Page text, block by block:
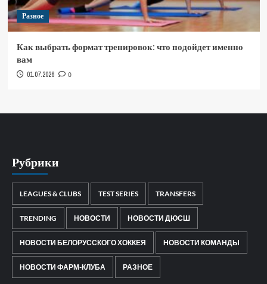
Разное
Как выбрать формат тренировок: что подойдет именно
вам
01.07.2026 0
Рубрики
LEAGUES & CLUBS TEST SERIES TRANSFERS
TRENDING НОВОСТИ НОВОСТИ ДЮСШ
НОВОСТИ БЕЛОРУССКОГО ХОККЕЯ НОВОСТИ КОМАНДЫ
НОВОСТИ ФАРМ-КЛУБА РАЗНОЕ